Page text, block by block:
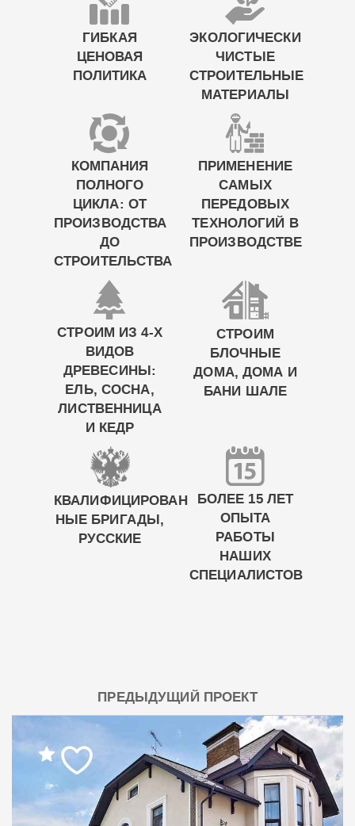
ГИБКАЯ
ЦЕНОВАЯ
ПОЛИТИКА
ЭКОЛОГИЧЕСКИ
ЧИСТЫЕ
СТРОИТЕЛЬНЫЕ
МАТЕРИАЛЫ
КОМПАНИЯ
ПОЛНОГО
ЦИКЛА: ОТ
ПРОИЗВОДСТВА
ДО
СТРОИТЕЛЬСТВА
ПРИМЕНЕНИЕ
САМЫХ
ПЕРЕДОВЫХ
ТЕХНОЛОГИЙ В
ПРОИЗВОДСТВЕ
СТРОИМ ИЗ 4-Х
ВИДОВ
ДРЕВЕСИНЫ:
ЕЛЬ, СОСНА,
ЛИСТВЕННИЦА
И КЕДР
СТРОИМ
БЛОЧНЫЕ
ДОМА, ДОМА И
БАНИ ШАЛЕ
КВАЛИФИЦИРОВАН
НЫЕ БРИГАДЫ,
РУССКИЕ
БОЛЕЕ 15 ЛЕТ
ОПЫТА
РАБОТЫ
НАШИХ
СПЕЦИАЛИСТОВ
ПРЕДЫДУЩИЙ ПРОЕКТ